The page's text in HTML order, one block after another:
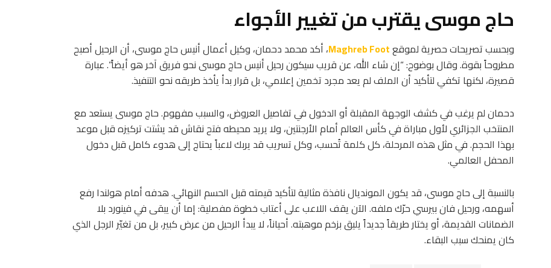
حاج موسى يقترب من تغيير الأجواء
وبحسب تصريحات حصرية لموقعMaghreb Foot، أكد محمد دحمان، وكيل أعمال أنيس حاج موسى، أن الرحيل أصبح
مطروحاً بقوة. وقال بوضوح: “إن شاء الله، عن قريب سيكون رحيل أنيس حاج موسى نحو فريق آخر هو أيضاً”. عبارة
قصيرة، لكنها تكفي لتأكيد أن الملف لم يعد مجرد تخمين إعلامي، بل قرار بدأ يأخذ طريقه نحو التنفيذ.
دحمان لم يرغب في كشف الوجهة المقبلة أو الدخول في تفاصيل العروض، والسبب مفهوم. حاج موسى يستعد مع
المنتخب الجزائري لأول مباراة في كأس العالم أمام الأرجنتين، ولا يريد محيطه فتح نقاش قد يشتت تركيزه قبل موعد
بهذا الحجم. في مثل هذه المرحلة، كل كلمة تُحسب، وكل تسريب قد يربك لاعباً يحتاج إلى هدوء كامل قبل دخول
المحفل العالمي.
بالنسبة إلى حاج موسى، قد يكون المونديال نافذة مثالية لتأكيد قيمته قبل الحسم النهائي. هدفه أمام هولندا رفع
أسهمه، ورحيل فان بيرسي حرّك ملفه. الآن يقف اللاعب على أعتاب خطوة مفصلية: إما أن يبقى في فينورد بلا
الضمانات القديمة، أو يختار طريقاً جديداً يليق بزخم موهبته. أحياناً، لا يبدأ الرحيل من عرض كبير، بل من تغيّر الرجل الذي
كان يمنحك سبب البقاء.